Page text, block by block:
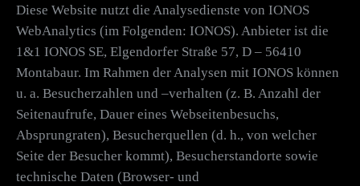
Diese Website nutzt die Analysedienste von IONOS
WebAnalytics (im Folgenden: IONOS). Anbieter ist die
1&1 IONOS SE, Elgendorfer Straße 57, D – 56410
Montabaur. Im Rahmen der Analysen mit IONOS können
u. a. Besucherzahlen und –verhalten (z. B. Anzahl der
Seitenaufrufe, Dauer eines Webseitenbesuchs,
Absprungraten), Besucherquellen (d. h., von welcher
Seite der Besucher kommt), Besucherstandorte sowie
technische Daten (Browser- und